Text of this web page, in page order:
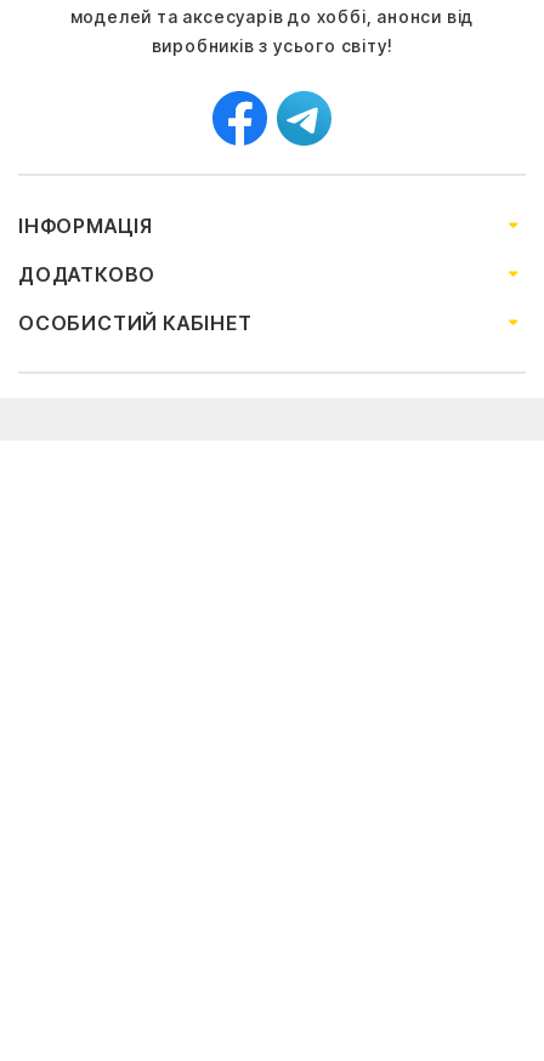
моделей та аксесуарів до хоббі, анонси від
виробників з усього світу!
ІНФОРМАЦІЯ
ДОДАТКОВО
ОСОБИСТИЙ КАБІНЕТ